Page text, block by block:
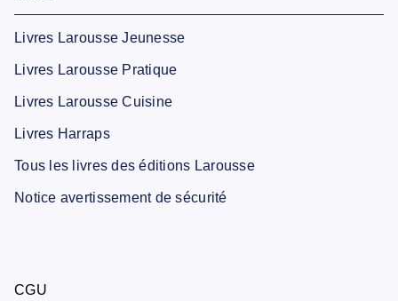
Livres Larousse Jeunesse
Livres Larousse Pratique
Livres Larousse Cuisine
Livres Harraps
Tous les livres des éditions Larousse
Notice avertissement de sécurité
CGU